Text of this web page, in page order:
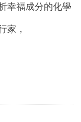
幸福成分的化學
家，